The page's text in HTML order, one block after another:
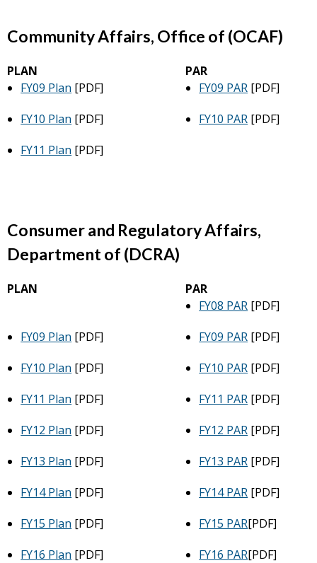
Community Affairs, Office of (OCAF)
PLAN
PAR
FY09 Plan [PDF] FY09 PAR [PDF]
FY10 Plan [PDF] FY10 PAR [PDF]
FY11 Plan [PDF]
Consumer and Regulatory Affairs,
Department of (DCRA)
PLAN
PAR
FY08 PAR [PDF]
FY09 Plan [PDF] FY09 PAR [PDF]
FY10 Plan [PDF] FY10 PAR [PDF]
FY11 Plan [PDF] FY11 PAR [PDF]
FY12 Plan [PDF] FY12 PAR [PDF]
FY13 Plan [PDF] FY13 PAR [PDF]
FY14 Plan [PDF] FY14 PAR [PDF]
FY15 Plan [PDF] FY15 PAR[PDF]
FY16 Plan [PDF] FY16 PAR[PDF]